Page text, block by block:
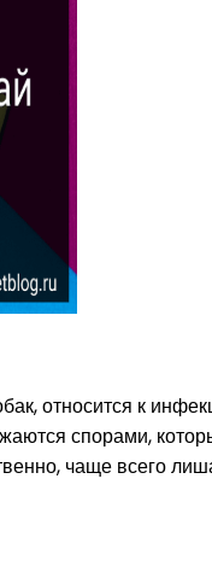
относится к
спорами,
чаще всего